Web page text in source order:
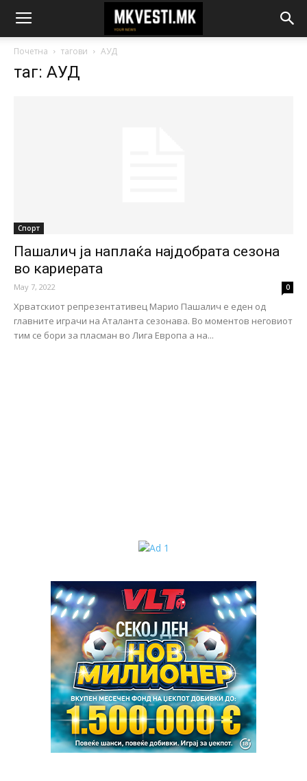
Почетна тагови АУД
таг: АУД
Спорт
Пашалич ја наплаќа најдобрата сезона
во кариерата
May 7, 2022 0
Хрватскиот репрезентативец Марио Пашалич е еден од
главните играчи на Аталанта сезонава. Во моментов неговиот
тим се бори за пласман во Лига Европа а на...